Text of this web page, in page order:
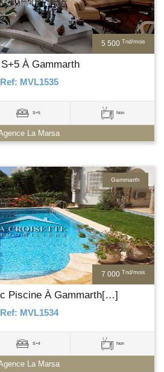
5 500 Tnd/mois
À Gammarth
Ref: MVL1535
S+5 Non
La Marsa
7 000 Tnd/mois
Gammarth
Piscine À Gammarth[…]
Ref: MVL1534
S+4 Non
La Marsa